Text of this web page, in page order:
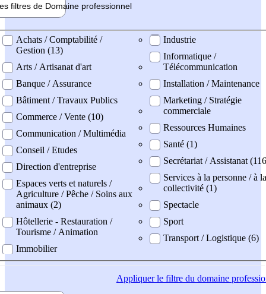
filtres de Domaine professionnel
professionel
Achats / Comptabilité /
Gestion (13)
Arts / Artisanat d'art
Banque / Assurance
Bâtiment / Travaux Publics
Commerce / Vente (10)
Communication / Multimédia
Conseil / Etudes
Direction d'entreprise
Espaces verts et naturels /
Agriculture / Pêche / Soins aux
animaux (2)
Hôtellerie - Restauration /
Tourisme / Animation
Immobilier
Industrie
Informatique /
Télécommunication
Installation / Maintenance
Marketing / Stratégie
commerciale
Ressources Humaines
Santé (1)
Secrétariat / Assistanat
Services à la personne / à la
collectivité (1)
Spectacle
Sport
Transport / Logistique (6)
Appliquerle filtre du domaine